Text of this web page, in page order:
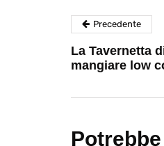
Precedente
La Tavernetta
mangiare low